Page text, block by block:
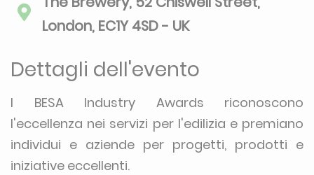
London, EC1Y 4SD - UK
Dettagli dell'evento
I BESA Industry Awards riconoscono
l'eccellenza nei servizi per l'edilizia e premiano
individui e aziende per progetti, prodotti e
iniziative eccellenti.